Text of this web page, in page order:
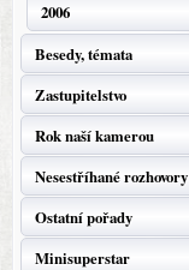
2006
Besedy, témata
Zastupitelstvo
Rok naší kamerou
Nesestříhané rozhovory
Ostatní pořady
Minisuperstar